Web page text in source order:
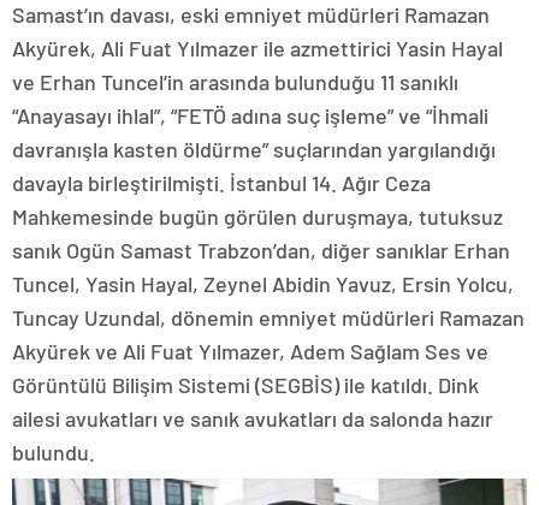
Samast’ın davası, eski emniyet müdürleri Ramazan
Akyürek, Ali Fuat Yılmazer ile azmettirici Yasin Hayal
ve Erhan Tuncel’in arasında bulunduğu 11 sanıklı
“Anayasayı ihlal”, “FETÖ adına suç işleme” ve “İhmali
davranışla kasten öldürme” suçlarından yargılandığı
davayla birleştirilmişti. İstanbul 14. Ağır Ceza
Mahkemesinde bugün görülen duruşmaya, tutuksuz
sanık Ogün Samast Trabzon’dan, diğer sanıklar Erhan
Tuncel, Yasin Hayal, Zeynel Abidin Yavuz, Ersin Yolcu,
Tuncay Uzundal, dönemin emniyet müdürleri Ramazan
Akyürek ve Ali Fuat Yılmazer, Adem Sağlam Ses ve
Görüntülü Bilişim Sistemi (SEGBİS) ile katıldı. Dink
ailesi avukatları ve sanık avukatları da salonda hazır
bulundu.